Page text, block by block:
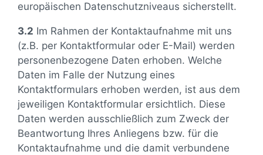
europäischen Datenschutzniveaus sicherstellt.
3.2 Im Rahmen der Kontaktaufnahme mit uns
(z.B. per Kontaktformular oder E-Mail) werden
personenbezogene Daten erhoben. Welche
Daten im Falle der Nutzung eines
Kontaktformulars erhoben werden, ist aus dem
jeweiligen Kontaktformular ersichtlich. Diese
Daten werden ausschließlich zum Zweck der
Beantwortung Ihres Anliegens bzw. für die
Kontaktaufnahme und die damit verbundene